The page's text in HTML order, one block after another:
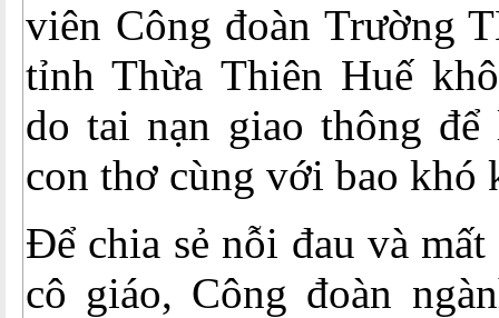
viên Công đoàn Trường
tỉnh Thừa Thiên Huế
do tai nạn giao thông
con thơ cùng với bao khó
Để chia sẻ nỗi đau và
cô giáo, Công đoàn